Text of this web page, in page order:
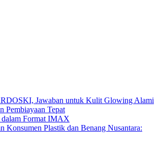
Jawaban untuk Kulit Glowing Alami
Pembiayaan Tepat
dalam Format IMAX
Konsumen Plastik dan Benang Nusantara: